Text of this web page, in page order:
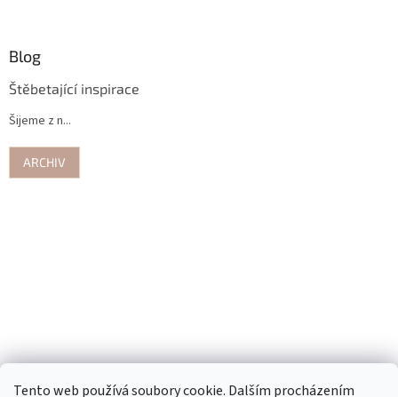
Tento web používá soubory cookie. Dalším procházením
Blog
Štěbetající inspirace
Šijeme z n...
ARCHIV